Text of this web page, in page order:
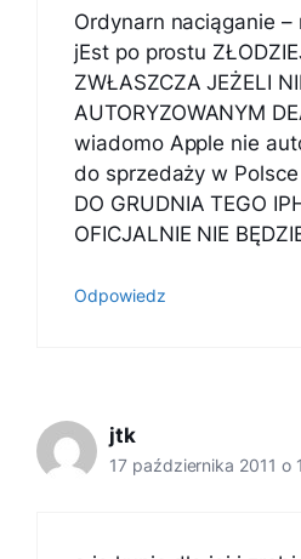
Ordynarn naciąganie –
jEst po prostu
ZWŁASZCZA JEŻELI
AUTORYZOWANYM
wiadomo Apple nie
do sprzedaży w
DO GRUDNIA TEGO
OFICJALNIE NIE
Odpowiedz
jtk
17 października 2011 o